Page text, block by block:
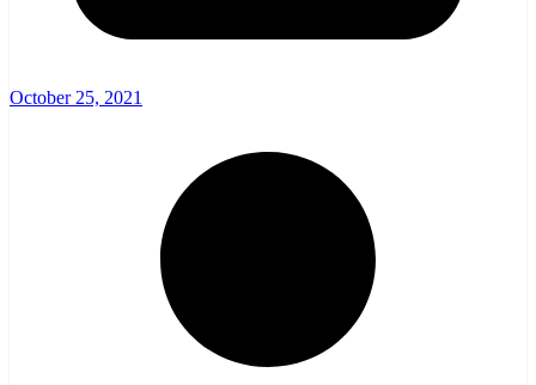
October 25, 2021